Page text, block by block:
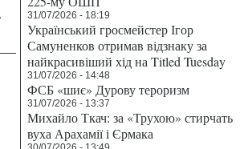
31/07/2026 - 18:19
Український гросмейстер Ігор
Самуненков отримав відзнаку за
найкрасивіший хід на Titled Tuesday
31/07/2026 - 14:48
ФСБ «шиє» Дурову тероризм
31/07/2026 - 13:37
Михайло Ткач: за «Трухою» стирчать
вуха Арахамії і Єрмака